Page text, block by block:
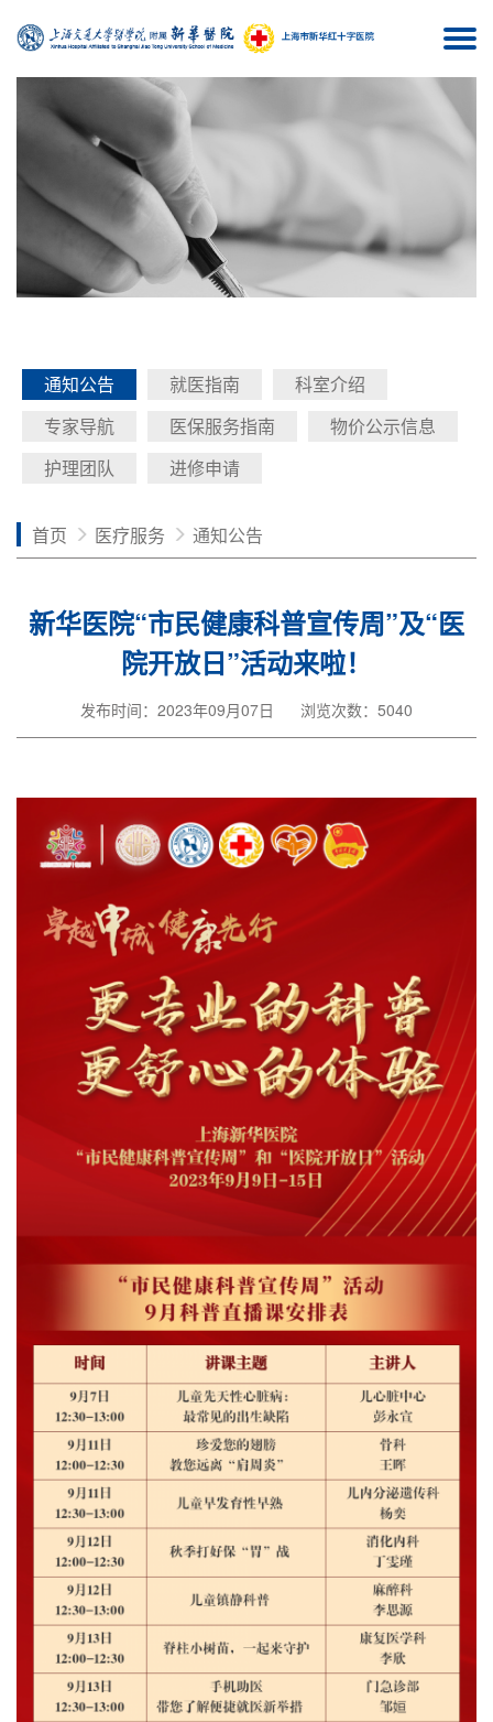
通知公告 就医指南
科室介绍
专家导航
医保服务指南
物价公示信息
护理团队
进修申请
首页 医疗服务 通知公告
新华医院“市民健康科普宣传周”及“医
院开放日”活动来啦！
发布时间：2023年09月07日 浏览次数：5040